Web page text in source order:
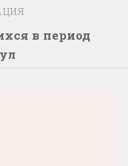
в период